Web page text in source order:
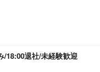
/18:00退社/未経験歓迎